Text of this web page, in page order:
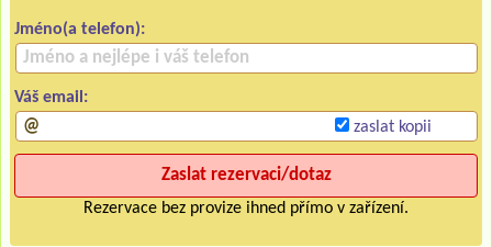
Jméno(a telefon):
Váš email:
zaslat kopii
Rezervace bez provize ihned přímo v zařízení.